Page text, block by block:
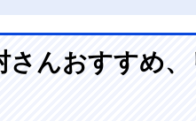
さんおすすめ